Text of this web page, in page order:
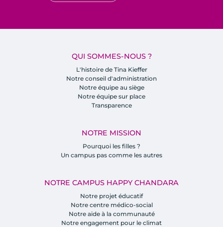
QUI SOMMES-NOUS ?
L'histoire de Tina Kieffer
Notre conseil d'administration
Notre équipe au siège
Notre équipe sur place
Transparence
NOTRE MISSION
Pourquoi les filles ?
Un campus pas comme les autres
NOTRE CAMPUS HAPPY CHANDARA
Notre projet éducatif
Notre centre médico-social
Notre aide à la communauté
Notre engagement pour le climat